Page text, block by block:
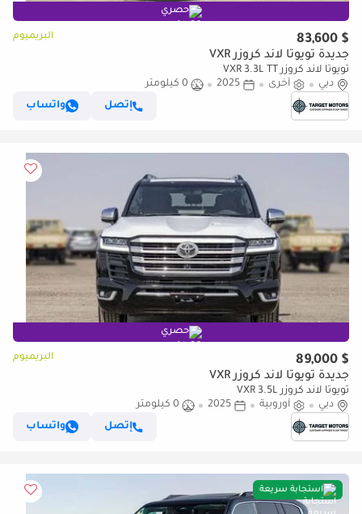
حصري
$ 83,600 البريميوم
جديدة تويوتا لاند كروزر VXR
تويوتا لاند كروزر VXR 3.3L TT
دبي
أخرى 2025
0 كيلومتر
إتصل
واتساب
حصري
$ 89,000 البريميوم
جديدة تويوتا لاند كروزر VXR
تويوتا لاند كروزر VXR 3.5L
دبي
أوروبية 2025
0 كيلومتر
إتصل
واتساب
استجابة سريعة